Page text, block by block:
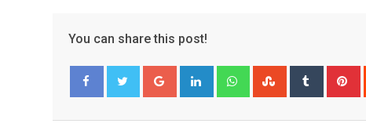
You can share this post!
Google+ LinkedIn WhatsappStumbleUpon
Tumblr